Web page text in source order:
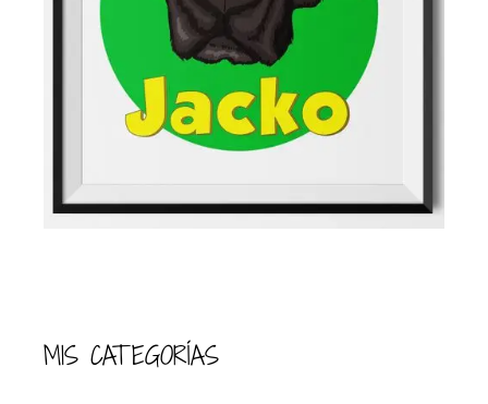
MIS CATEGORÍAS